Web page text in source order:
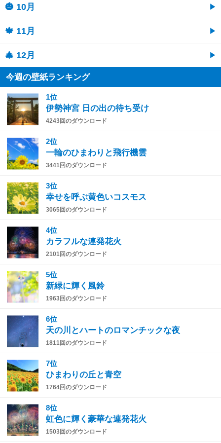
🎃 10月
🍁 11月
🎄 12月
今週の壁紙ランキング
1位
伊勢神宮 日の出の待ち受け
4243回のダウンロード
2位
一輪のひまわりと飛行機雲
3441回のダウンロード
3位
幸せを呼ぶ黄色いコスモス
3065回のダウンロード
4位
カラフルな連発花火
2101回のダウンロード
5位
新緑に輝く風鈴
1963回のダウンロード
6位
天の川とハートのロマンチックな夜
1811回のダウンロード
7位
ひまわりの丘と青空
1764回のダウンロード
8位
虹色に輝く豪華な連発花火
1503回のダウンロード